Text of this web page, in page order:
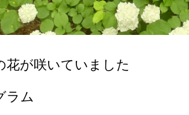
花が咲いていました
ラム